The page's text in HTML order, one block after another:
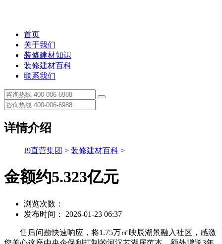
首页
关于我们
装修建材知识
装修建材百科
联系我们
详情介绍
J9直营集团 > 装修建材百科 >
金额约5.323亿元
浏览次数：
发布时间： 2026-01-23 06:37
售后问题快速响应，将1.75万㎡映辰湖景融入社区，感激